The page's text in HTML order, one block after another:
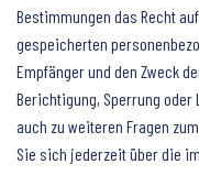
Bestimmungen das Recht
gespeicherten
Empfänger und den Zweck
Berichtigung, Sperrung oder
auch zu weiteren Fragen
Sie sich jederzeit über die